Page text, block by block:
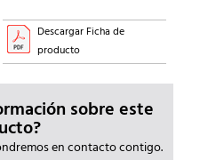
Descargar Ficha de
producto
sobre este
en contacto contigo.